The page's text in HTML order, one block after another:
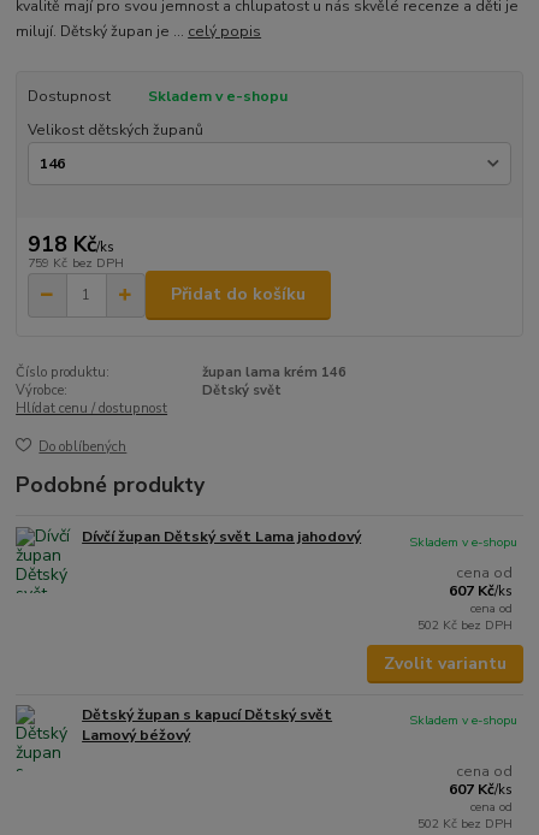
kvalitě mají pro svou jemnost a chlupatost u nás skvělé recenze a děti je
milují. Dětský župan je ... celý popis
Dostupnost
Skladem v e-shopu
Velikost dětských županů
918 Kč/ks
759 Kč bez DPH
Přidat do košíku
Číslo produktu:
župan lama krém 146
Výrobce:
Dětský svět
Hlídat cenu / dostupnost
Do oblíbených
Podobné produkty
Dívčí župan Dětský svět Lama jahodový
cena od
607 Kč/ks
cena od
502 Kč bez DPH
Skladem v e-shopu
Zvolit variantu
Dětský župan s kapucí Dětský svět
Lamový béžový
cena od
607 Kč/ks
cena od
502 Kč bez DPH
Skladem v e-shopu